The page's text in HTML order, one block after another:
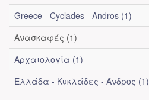
Greece - Cyclades - Andros (1)
Ανασκαφές (1)
Αρχαιολογία (1)
Ελλάδα - Κυκλάδες - Άνδρος (1)